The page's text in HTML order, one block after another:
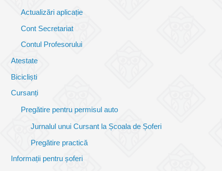
Actualizări aplicație
Cont Secretariat
Contul Profesorului
Atestate
Bicicliști
Cursanți
Pregătire pentru permisul auto
Jurnalul unui Cursant la Școala de Șoferi
Pregătire practică
Informații pentru șoferi